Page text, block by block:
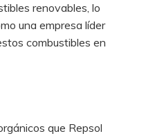
renovables, lo
una empresa líder
combustibles en
que Repsol